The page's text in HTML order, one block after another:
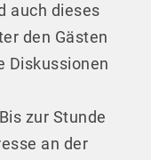
auch dieses
den Gästen
Diskussionen
zur Stunde
an der